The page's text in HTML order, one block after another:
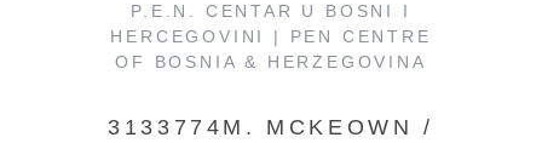
P.E.N. CENTAR U BOSNI I
HERCEGOVINI | PEN CENTRE
OF BOSNIA & HERZEGOVINA
3133774M. MCKEOWN /